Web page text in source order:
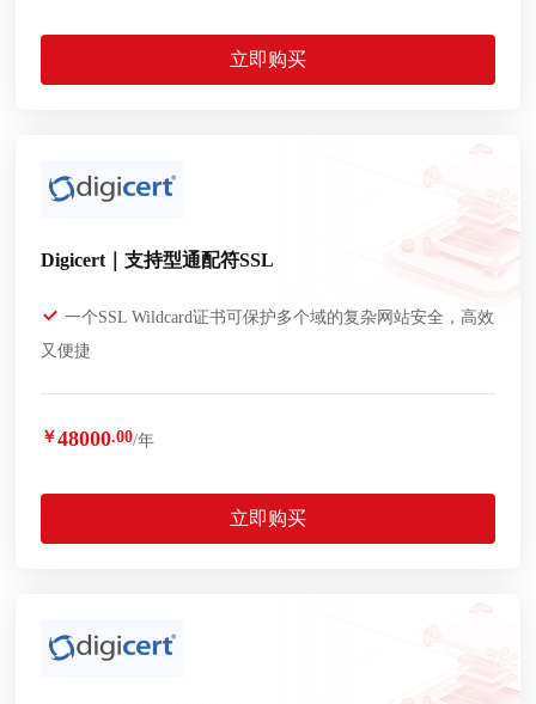
立即购买
Digicert｜支持型通配符SSL
一个SSL Wildcard证书可保护多个域的复杂网站安全，高效
又便捷
￥48000.00/年
立即购买